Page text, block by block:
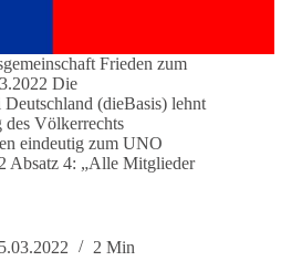
Frieden zum
Die
Deutschland (dieBasis) lehnt
des Völkerrechts
eindeutig zum UNO
Absatz 4: „Alle Mitglieder
2 Min